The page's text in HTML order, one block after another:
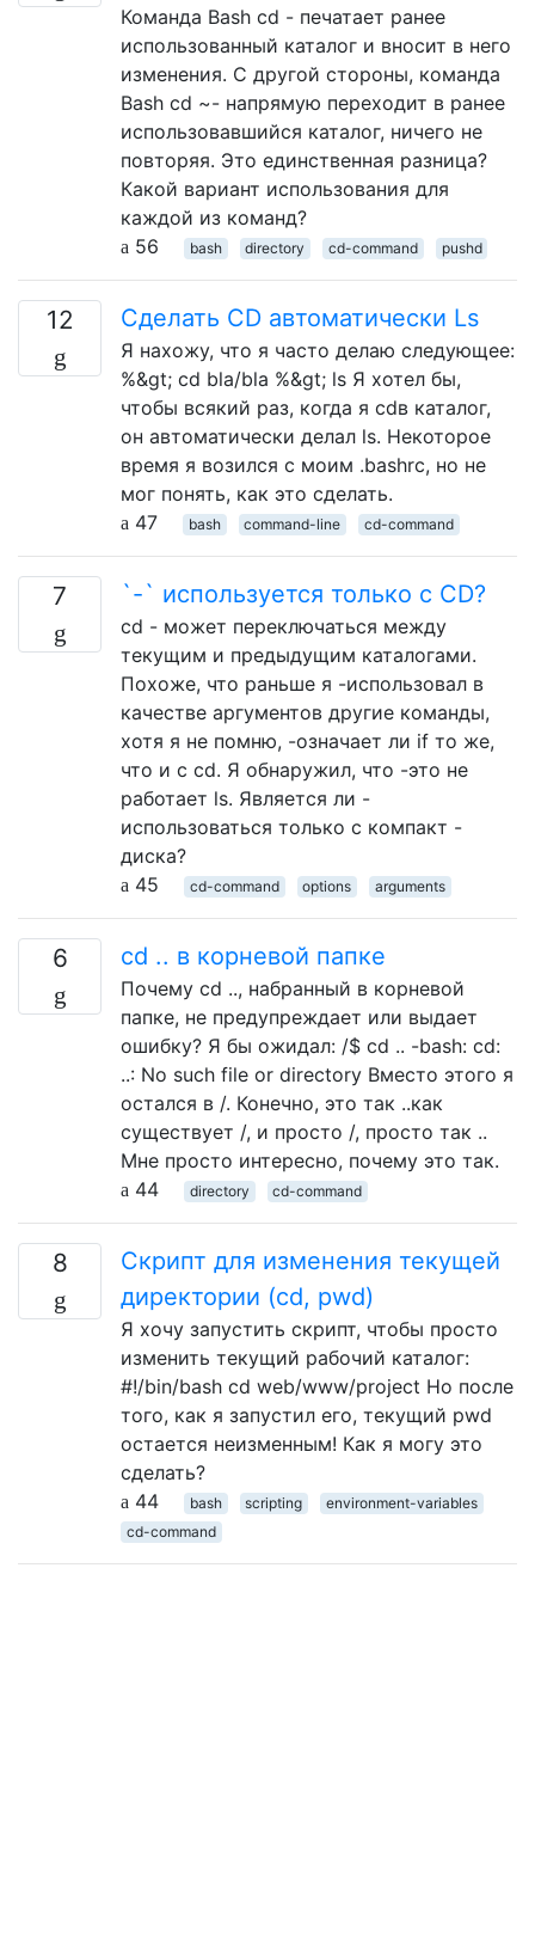
Команда Bash cd - печатает ранее
использованный каталог и вносит в него
изменения. С другой стороны, команда
Bash cd ~- напрямую переходит в ранее
использовавшийся каталог, ничего не
повторяя. Это единственная разница?
Какой вариант использования для
каждой из команд?
56
bash directory cd-command pushd
12 Сделать CD автоматически Ls
Я нахожу, что я часто делаю следующее:
%&gt; cd bla/bla %&gt; ls Я хотел бы,
чтобы всякий раз, когда я cdв каталог,
он автоматически делал ls. Некоторое
время я возился с моим .bashrc, но не
мог понять, как это сделать.
47
bash command-line cd-command
7 `-` используется только с CD?
cd - может переключаться между
текущим и предыдущим каталогами.
Похоже, что раньше я -использовал в
качестве аргументов другие команды,
хотя я не помню, -означает ли if то же,
что и с cd. Я обнаружил, что -это не
работает ls. Является ли -
использоваться только с компакт -
диска?
45
cd-command options arguments
6 cd .. в корневой папке
Почему cd .., набранный в корневой
папке, не предупреждает или выдает
ошибку? Я бы ожидал: /$ cd .. -bash: cd:
..: No such file or directory Вместо этого я
остался в /. Конечно, это так ..как
существует /, и просто /, просто так ..
Мне просто интересно, почему это так.
44
directory cd-command
8
Скрипт для изменения текущей
директории (cd, pwd)
Я хочу запустить скрипт, чтобы просто
изменить текущий рабочий каталог:
#!/bin/bash cd web/www/project Но после
того, как я запустил его, текущий pwd
остается неизменным! Как я могу это
сделать?
44
bash scripting
environment-variables
cd-command